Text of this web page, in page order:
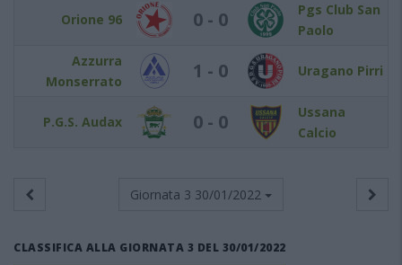
Orione 96 0 - 0
Pgs Club San
Paolo
Azzurra
Monserrato
1 - 0 Uragano Pirri
P.G.S. Audax 0 - 0
Ussana
Calcio
Giornata 3 30/01/2022
CLASSIFICA ALLA GIORNATA 3 DEL 30/01/2022